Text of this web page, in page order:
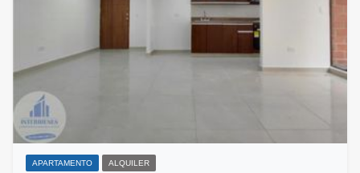
APARTAMENTO ALQUILER